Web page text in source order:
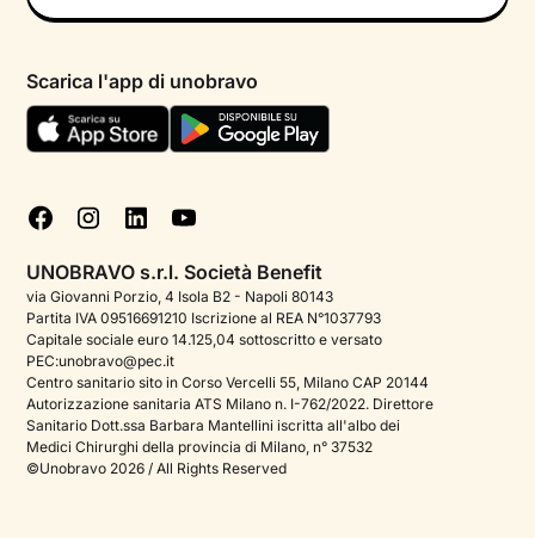
Psicologo in chat
Aiuto urgente
FAQ
Podcast di psicologia
Corporate
Psicologo italiano all'estero
Approfondimenti sulla salute mentale
Sala stampa
Termini e condizioni
Informativa Privacy
Cookie policy
Gestisci cookie
Scarica l'app di unobravo
UNOBRAVO s.r.l. Società Benefit
via Giovanni Porzio, 4 Isola B2 - Napoli 80143
Partita IVA 09516691210 Iscrizione al REA N°1037793
Capitale sociale euro 14.125,04 sottoscritto e versato
PEC:unobravo@pec.it
Centro sanitario sito in Corso Vercelli 55, Milano CAP 20144
Autorizzazione sanitaria ATS Milano n. I-762/2022. Direttore
Sanitario Dott.ssa Barbara Mantellini iscritta all'albo dei
Medici Chirurghi della provincia di Milano, n° 37532
©Unobravo 2026 / All Rights Reserved